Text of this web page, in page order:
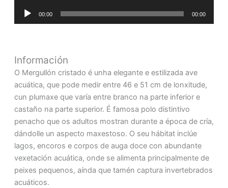
audio
Reproductor
00:00 00:00
Información
O Mergullón cristado é unha elegante e estilizada ave
acuática, que pode medir entre 46 e 51 cm de lonxitude,
cun plumaxe que varía entre branco na parte inferior e
castaño na parte superior. É famosa polo distintivo
penacho que os adultos mostran durante a época de cría,
dándolle un aspecto maxestoso. O seu hábitat inclúe
lagos, encoros e corpos de auga doce con abundante
vexetación acuática, onde se alimenta principalmente de
peixes pequenos, aínda que tamén captura invertebrados
acuáticos.